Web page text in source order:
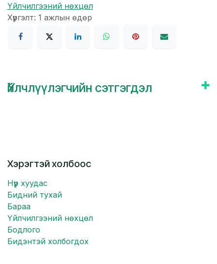
Үйлчилгээний нөхцөл
Хүргэлт: 1 ажлын өдөр
Үйлчлүүлэгчийн сэтгэгдэл
Хэрэгтэй холбоос
Нүүр хуудас
Бидний тухай
Бараа
Үйлчилгээний нөхцөл
Бодлого
Бидэнтэй холбогдох